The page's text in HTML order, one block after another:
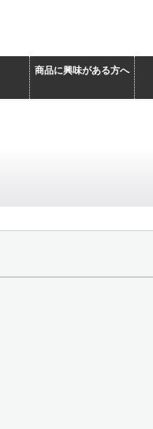
商品に興味がある方へ